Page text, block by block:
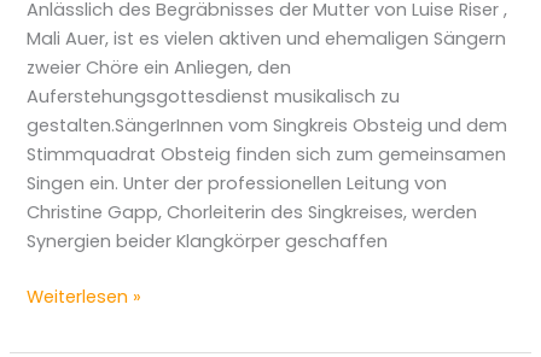
Anlässlich des Begräbnisses der Mutter von Luise Riser ,
Mali Auer, ist es vielen aktiven und ehemaligen Sängern
zweier Chöre ein Anliegen, den
Auferstehungsgottesdienst musikalisch zu
gestalten.SängerInnen vom Singkreis Obsteig und dem
Stimmquadrat Obsteig finden sich zum gemeinsamen
Singen ein. Unter der professionellen Leitung von
Christine Gapp, Chorleiterin des Singkreises, werden
Synergien beider Klangkörper geschaffen
Weiterlesen »